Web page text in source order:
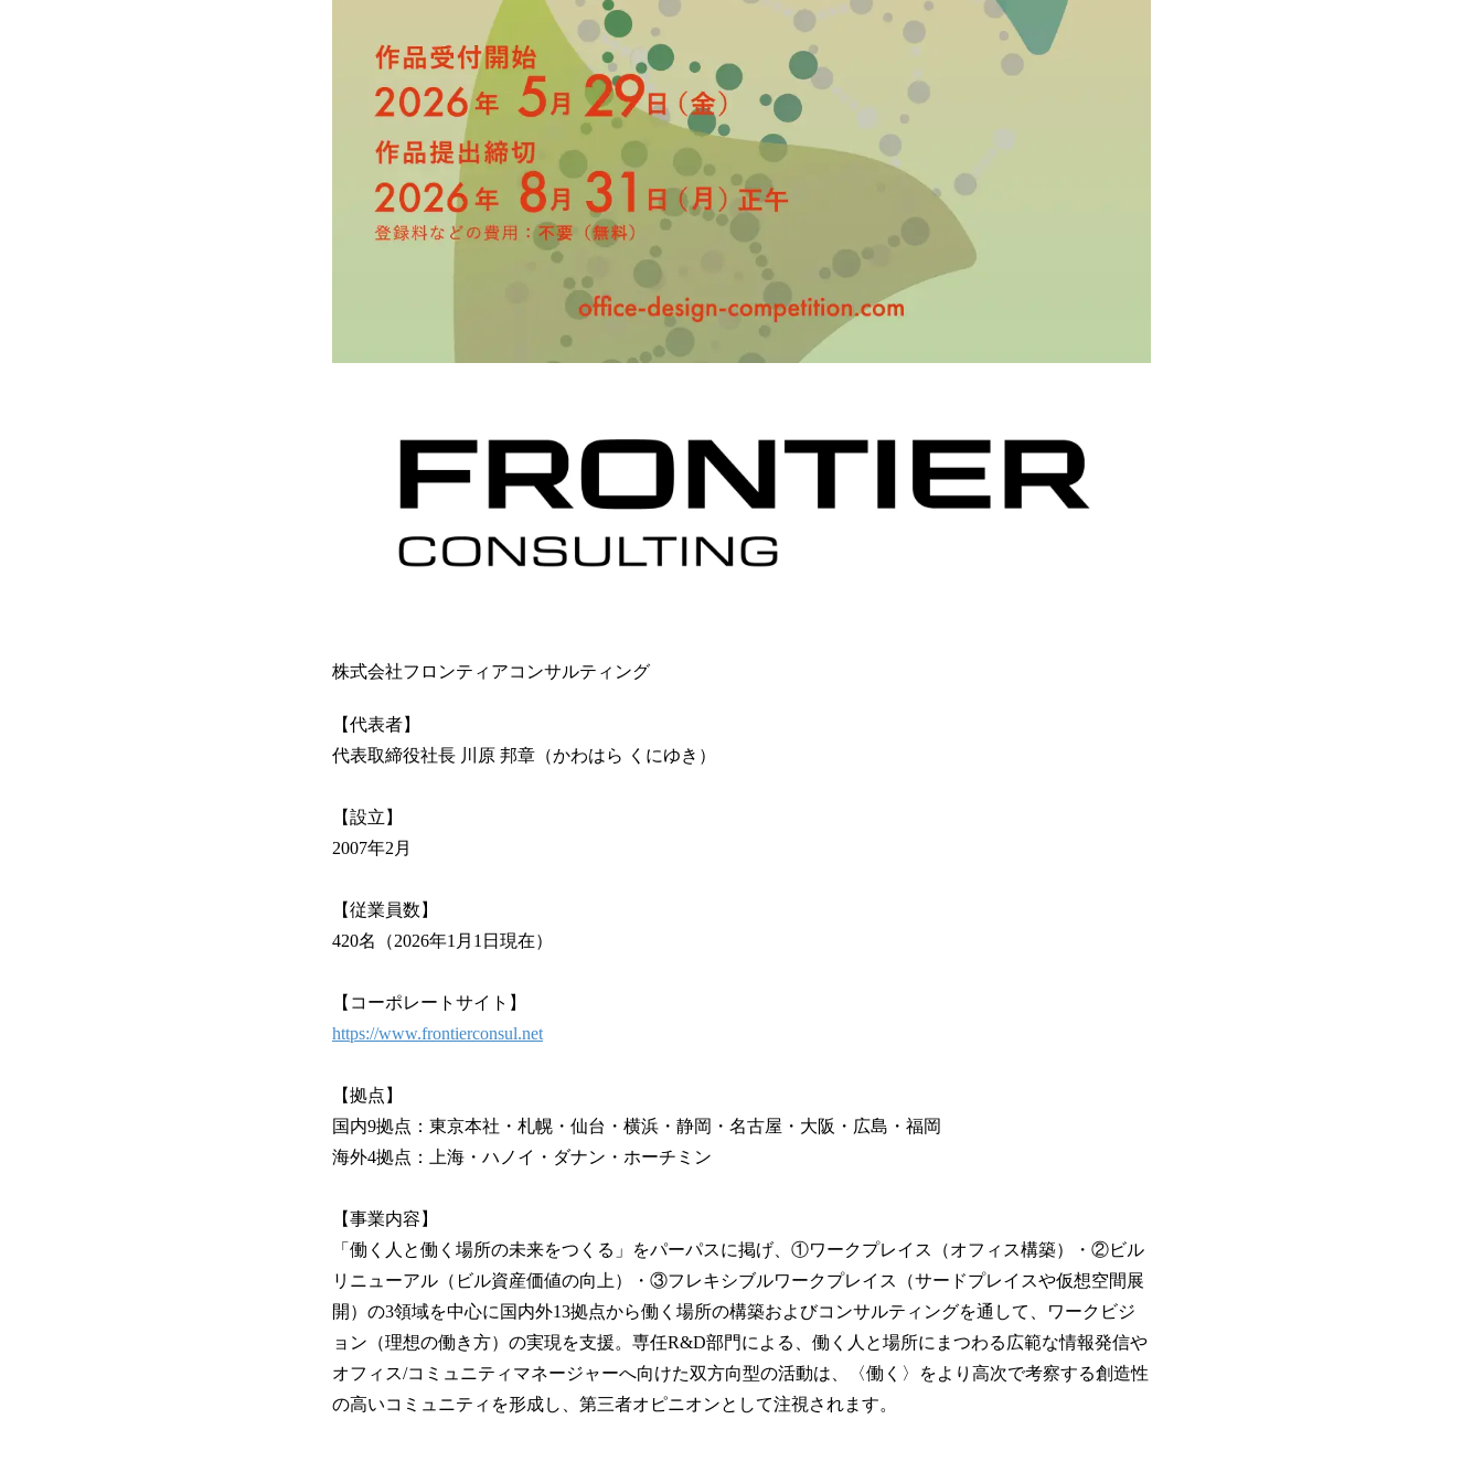
株式会社フロンティアコンサルティング
【代表者】
代表取締役社長 川原 邦章（かわはら くにゆき）
【設立】
2007年2月
【従業員数】
420名（2026年1月1日現在）
【コーポレートサイト】
https://www.frontierconsul.net
【拠点】
国内9拠点：東京本社・札幌・仙台・横浜・静岡・名古屋・大阪・広島・福岡
海外4拠点：上海・ハノイ・ダナン・ホーチミン
【事業内容】
「働く人と働く場所の未来をつくる」をパーパスに掲げ、①ワークプレイス（オフィス構築）・②ビル
リニューアル（ビル資産価値の向上）・③フレキシブルワークプレイス（サードプレイスや仮想空間展
開）の3領域を中心に国内外13拠点から働く場所の構築およびコンサルティングを通して、ワークビジ
ョン（理想の働き方）の実現を支援。専任R&D部門による、働く人と場所にまつわる広範な情報発信や
オフィス/コミュニティマネージャーへ向けた双方向型の活動は、〈働く〉をより高次で考察する創造性
の高いコミュニティを形成し、第三者オピニオンとして注視されます。